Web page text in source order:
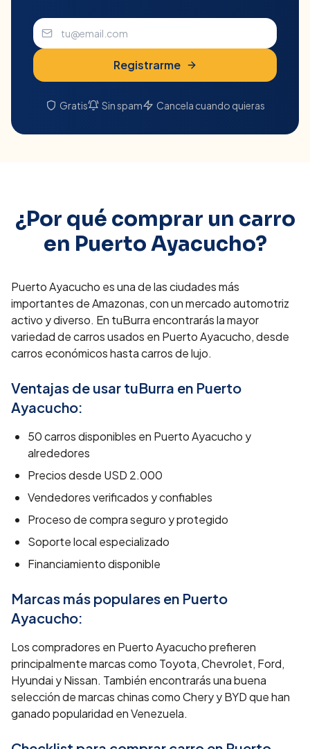
Registrarme
Gratis Sin spam Cancela cuando quieras
¿Por qué comprar un carro
en Puerto Ayacucho?
Puerto Ayacucho es una de las ciudades más
importantes de Amazonas, con un mercado automotriz
activo y diverso. En tuBurra encontrarás la mayor
variedad de carros usados en Puerto Ayacucho, desde
carros económicos hasta carros de lujo.
Ventajas de usar tuBurra en Puerto
Ayacucho:
50carros disponibles en Puerto Ayacucho y
alrededores
Precios desde USD 2.000
Vendedores verificados y confiables
Proceso de compra seguro y protegido
Soporte local especializado
Financiamiento disponible
Marcas más populares en Puerto
Ayacucho:
Los compradores en Puerto Ayacucho prefieren
principalmente marcas como Toyota, Chevrolet, Ford,
Hyundai y Nissan. También encontrarás una buena
selección de marcas chinas como Chery y BYD que han
ganado popularidad en Venezuela.